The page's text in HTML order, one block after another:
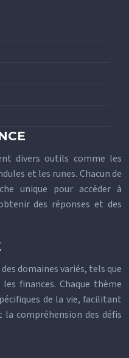
divers outils comme les
et les runes. Chacun de
unique pour accéder à
des réponses et des
domaines variés, tels que
finances. Chaque thème
de la vie, facilitant
compréhension des défis